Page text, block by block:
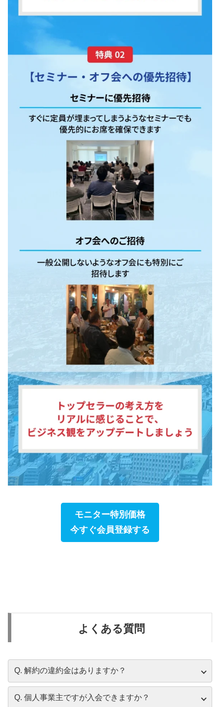
モニター特別価格
今すぐ会員登録する
よくある質問
Q. 解約の違約金はありますか？
Q. 個人事業主ですが入会できますか？